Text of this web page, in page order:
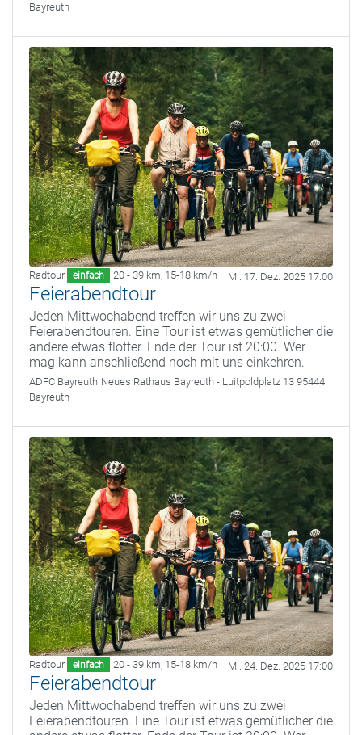
Bayreuth
Radtour einfach 20 - 39 km, 15-18 km/h Mi. 17. Dez. 2025 17:00
Feierabendtour
Jeden Mittwochabend treffen wir uns zu zwei
Feierabendtouren. Eine Tour ist etwas gemütlicher die
andere etwas flotter. Ende der Tour ist 20:00. Wer
mag kann anschließend noch mit uns einkehren.
ADFC Bayreuth Neues Rathaus Bayreuth - Luitpoldplatz 13 95444
Bayreuth
Radtour einfach 20 - 39 km, 15-18 km/h Mi. 24. Dez. 2025 17:00
Feierabendtour
Jeden Mittwochabend treffen wir uns zu zwei
Feierabendtouren. Eine Tour ist etwas gemütlicher die